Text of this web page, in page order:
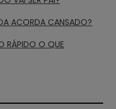
ACORDA CANSADO?
RÁPIDO O QUE